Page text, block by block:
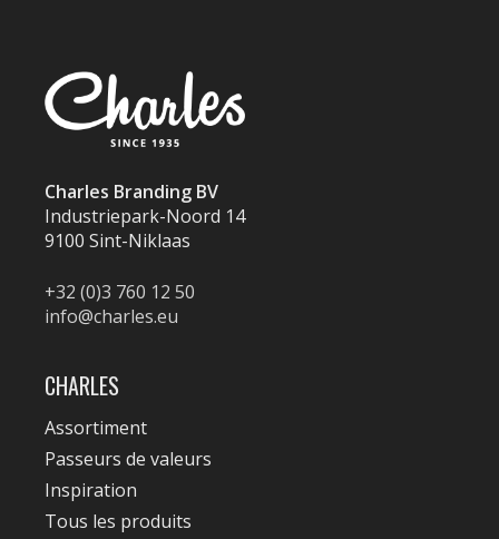
Charles Branding BV
Industriepark-Noord 14
9100 Sint-Niklaas
+32 (0)3 760 12 50
info@charles.eu
CHARLES
Assortiment
Passeurs de valeurs
Inspiration
Tous les produits